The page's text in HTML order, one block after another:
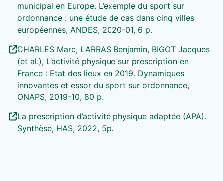
municipal en Europe. L’exemple du sport sur
ordonnance : une étude de cas dans cinq villes
européennes, ANDES, 2020-01, 6 p.
CHARLES Marc, LARRAS Benjamin, BIGOT Jacques
(et al.), L’activité physique sur prescription en
France : Etat des lieux en 2019. Dynamiques
innovantes et essor du sport sur ordonnance,
ONAPS, 2019-10, 80 p.
La prescription d’activité physique adaptée (APA).
Synthèse, HAS, 2022, 5p.